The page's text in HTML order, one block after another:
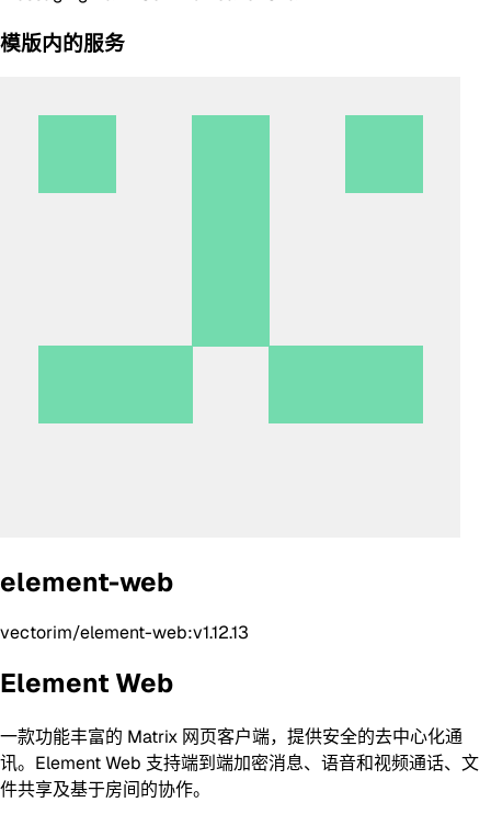
模版内的服务
element-web
vectorim/element-web:v1.12.13
Element Web
一款功能丰富的 Matrix 网页客户端，提供安全的去中心化通
讯。Element Web 支持端到端加密消息、语音和视频通话、文
件共享及基于房间的协作。